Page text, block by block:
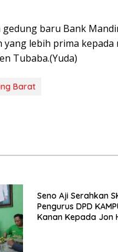
baru Bank
yang lebih prima
Tubaba.(Yuda)
Barat
Seno Aji Serahkan
Pengurus DPD
Kanan Kepada Jon